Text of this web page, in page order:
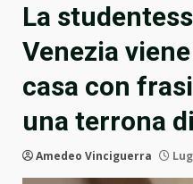
La
Venezia
casa con
una terrona
Amedeo Vinciguerra